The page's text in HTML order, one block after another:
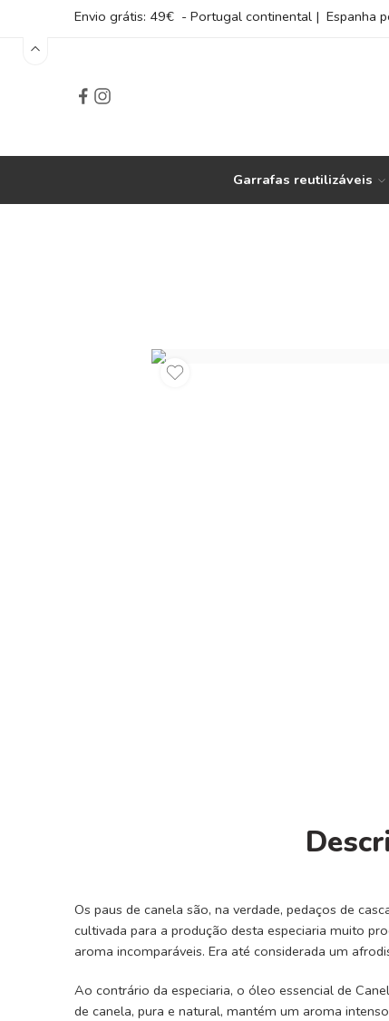
Envio grátis: 49€ - Portugal continental | Espanha
Garrafas reutilizáveis
Os paus de canela são, na verdade, pedaços de
cultivada para a produção desta especiaria muito
aroma incomparáveis. Era até considerada um
Ao contrário da especiaria, o óleo essencial de
de canela, pura e natural, mantém um aroma